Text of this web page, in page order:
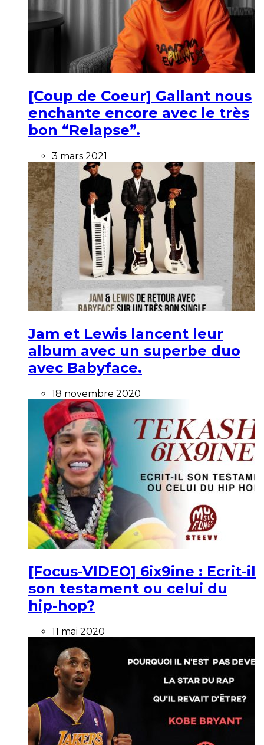
[Coup de Coeur] Gallant nous
enchante encore avec le très
bon “Relapse”.
3 mars 2021
Jam et Lewis lancent leur
album avec un superbe duo
avec Babyface.
18 novembre 2020
[Focus-VIDEO] 6ix9ine : Ecrit-il
son testament ou celui du
hip-hop?
11 mai 2020